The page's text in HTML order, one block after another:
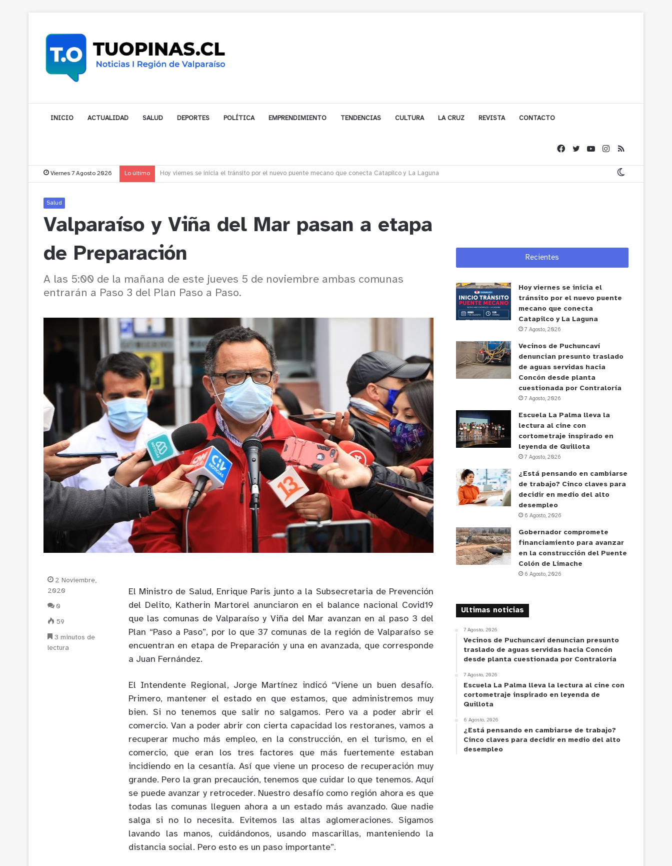
INICIO ACTUALIDAD SALUD DEPORTES POLÍTICA EMPRENDIMIENTO TENDENCIAS CULTURA LA CRUZ REVISTA CONTACTO
Viernes 7 Agosto 2026 Lo último Vecinos de Puchuncaví denuncian presunto traslado de aguas servidas hacia Concón desde planta cuestionada por Contraloría
Salud
Valparaíso y Viña del Mar pasan a etapa
de Preparación
A las 5:00 de la mañana de este jueves 5 de noviembre ambas comunas
entrarán a Paso 3 del Plan Paso a Paso.
El Ministro de Salud, Enrique Paris junto a la Subsecretaria de Prevención
del Delito, Katherin Martorel anunciaron en el balance nacional Covid19
que las comunas de Valparaíso y Viña del Mar avanzan en al paso 3 del
Plan “Paso a Paso”, por lo que 37 comunas de la región de Valparaíso se
encuentran en etapa de Preparación y una en avanzada, que corresponde
a Juan Fernández.
El Intendente Regional, Jorge Martínez indicó “Viene un buen desafío.
Primero, mantener el estado en que estamos, que administremos muy
bien. Si no tenemos que salir no salgamos. Pero va a poder abrir el
comercio. Van a poder abrir con cierta capacidad los restoranes, vamos a
recuperar mucho más empleo, en la construcción, en el turismo, en el
comercio, que eran los tres factores que más fuertemente estaban
incidiendo en la cesantía. Así que viene un proceso de recuperación muy
grande. Pero la gran precaución, tenemos que cuidar lo que tenemos. Aquí
se puede avanzar y retroceder. Nuestro desafío como región ahora es que
todas las comunas lleguen ahora a un estado más avanzado. Que nadie
salga si no lo necesita. Evitemos las altas aglomeraciones. Sigamos
lavando las manos, cuidándonos, usando mascarillas, manteniendo la
distancia social. Pero esto es un paso importante”.
2 Noviembre,
2020
0
59
3 minutos de
lectura
Recientes
Hoy viernes se inicia el
tránsito por el nuevo puente
mecano que conecta
Catapilco y La Laguna
7 Agosto, 2026
Vecinos de Puchuncaví
denuncian presunto traslado
de aguas servidas hacia
Concón desde planta
cuestionada por Contraloría
7 Agosto, 2026
Escuela La Palma lleva la
lectura al cine con
cortometraje inspirado en
leyenda de Quillota
7 Agosto, 2026
¿Está pensando en cambiarse
de trabajo? Cinco claves para
decidir en medio del alto
desempleo
6 Agosto, 2026
Gobernador compromete
financiamiento para avanzar
en la construcción del Puente
Colón de Limache
6 Agosto, 2026
Ultimas noticias
7 Agosto, 2026
Vecinos de Puchuncaví denuncian presunto
traslado de aguas servidas hacia Concón
desde planta cuestionada por Contraloría
7 Agosto, 2026
Escuela La Palma lleva la lectura al cine con
cortometraje inspirado en leyenda de
Quillota
6 Agosto, 2026
¿Está pensando en cambiarse de trabajo?
Cinco claves para decidir en medio del alto
desempleo